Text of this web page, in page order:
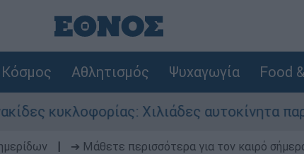
Κόσμος Αθλητισμός Ψυχαγωγία Food
Χιλιάδες αυτοκίνητα παραμένουν
➔ Μάθετε περισσότερα για τον καιρό